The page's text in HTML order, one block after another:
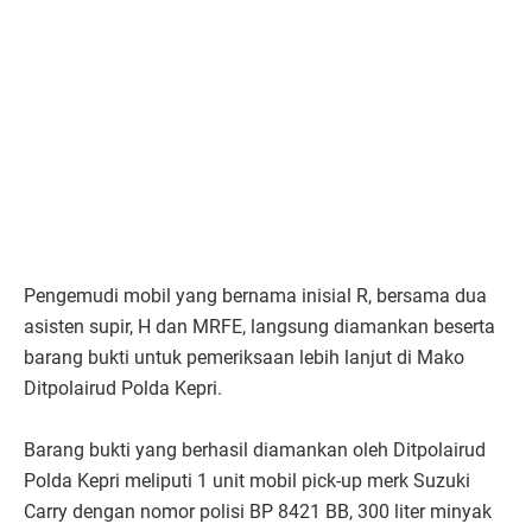
Pengemudi mobil yang bernama inisial R, bersama dua
asisten supir, H dan MRFE, langsung diamankan beserta
barang bukti untuk pemeriksaan lebih lanjut di Mako
Ditpolairud Polda Kepri.
Barang bukti yang berhasil diamankan oleh Ditpolairud
Polda Kepri meliputi 1 unit mobil pick-up merk Suzuki
Carry dengan nomor polisi BP 8421 BB, 300 liter minyak